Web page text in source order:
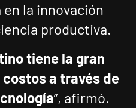
la innovación
productiva.
tiene la gran
a través de
”, afirmó.